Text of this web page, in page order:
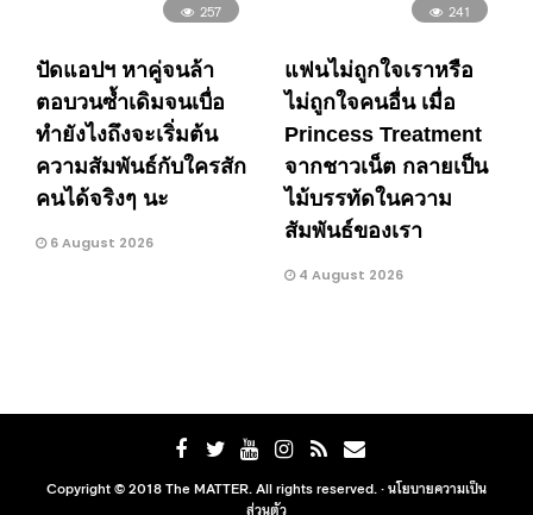
257
ปัดแอปฯ หาคู่จนล้า
ตอบวนซ้ำเดิมจนเบื่อ
ทำยังไงถึงจะเริ่มต้น
ความสัมพันธ์กับใครสัก
คนได้จริงๆ นะ
6 August 2026
241
แฟนไม่ถูกใจเราหรือ
ไม่ถูกใจคนอื่น เมื่อ
Princess Treatment
จากชาวเน็ต กลายเป็น
ไม้บรรทัดในความ
สัมพันธ์ของเรา
4 August 2026
Copyright © 2018 The MATTER. All rights reserved. ·นโยบายความเป็น
ส่วนตัว